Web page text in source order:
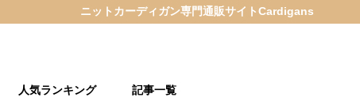
ニットカーディガン専門通販サイトCardigans
人気ランキング 記事一覧